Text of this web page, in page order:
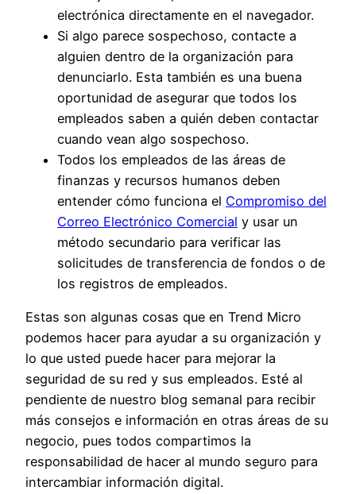
electrónica directamente en el navegador.
Si algo parece sospechoso, contacte a
alguien dentro de la organización para
denunciarlo. Esta también es una buena
oportunidad de asegurar que todos los
empleados saben a quién deben contactar
cuando vean algo sospechoso.
Todos los empleados de las áreas de
finanzas y recursos humanos deben
entender cómo funciona el Compromiso del
Correo Electrónico Comercial y usar un
método secundario para verificar las
solicitudes de transferencia de fondos o de
los registros de empleados.
Estas son algunas cosas que en Trend Micro
podemos hacer para ayudar a su organización y
lo que usted puede hacer para mejorar la
seguridad de su red y sus empleados. Esté al
pendiente de nuestro blog semanal para recibir
más consejos e información en otras áreas de su
negocio, pues todos compartimos la
responsabilidad de hacer al mundo seguro para
intercambiar información digital.